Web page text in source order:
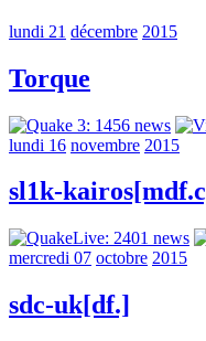
lundi 21 décembre 2015
Torque
lundi 16 novembre 2015
sl1k-
mercredi 07 octobre 2015
sdc-uk[df.]